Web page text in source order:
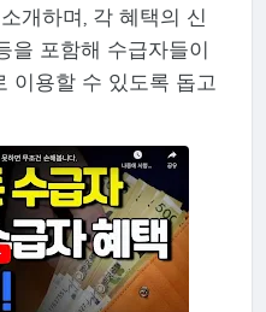
개하며, 각 혜택의 신
을 포함해 수급자들이
이용할 수 있도록 돕고